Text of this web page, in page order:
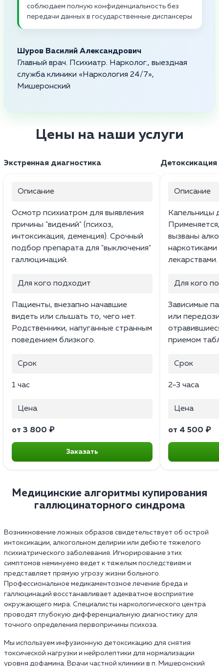
соблюдаем полную конфиденциальность без
передачи данных в государственные диспансеры
Шуров Василий Александрович
Главный врач. Психиатр. Нарколог., выездная
служба клиники «Наркология 24/7»,
Мишеронский
Цены на наши услуги
Экстренная диагностика
Описание
Осмотр психиатром для выявления
причины "видений" (психоз,
интоксикация, деменция). Срочный
подбор препарата для "выключения"
галлюцинаций.
Для кого подходит
Пациенты, внезапно начавшие
видеть или слышать то, чего нет.
Родственники, напуганные странным
поведением близкого.
Срок
1 час
Цена
от 3 800 ₽
Заказать
Описание
Капельницы
вызваны
лекарствами.
Для кого
Зависимые
или
приемом
Срок
2–3 часа
Цена
от 4 500 ₽
Медицинские алгоритмы купирования
галлюцинаторного синдрома
Возникновение ложных образов свидетельствует об острой
интоксикации, алкогольном делирии или дебюте тяжелого
психиатрического заболевания. Игнорирование этих
симптомов неминуемо ведет к тяжелым последствиям и
представляет прямую угрозу жизни больного.
Профессиональное медикаментозное лечение бреда и
галлюцинаций восстанавливает адекватное восприятие
окружающего мира. Специалисты наркологического центра
проводят глубокую дифференциальную диагностику для
точного определения первопричины психоза.
Мы используем инфузионную детоксикацию для снятия
токсической нагрузки и нейролептики для нормализации
уровня дофамина. Врачи частной клиники в п. Мишеронский